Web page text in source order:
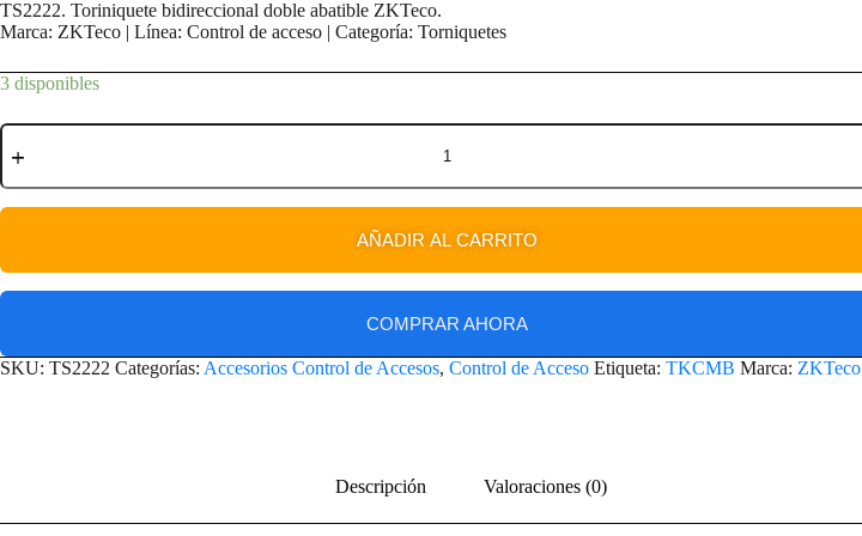
TS2222. Toriniquete bidireccional doble abatible ZKTeco.
Marca: ZKTeco | Línea: Control de acceso | Categoría: Torniquetes
3 disponibles
AÑADIR AL CARRITO
COMPRAR AHORA
SKU: TS2222 Categorías: Accesorios Control de Accesos, Control de Acceso Etiqueta: TKCMB Marca: ZKTeco
Descripción Valoraciones (0)